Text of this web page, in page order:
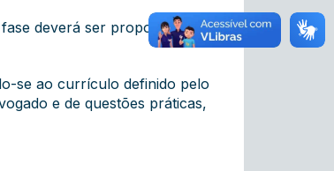
deverá ser proporcional
se ao currículo definido pelo
e de questões práticas,